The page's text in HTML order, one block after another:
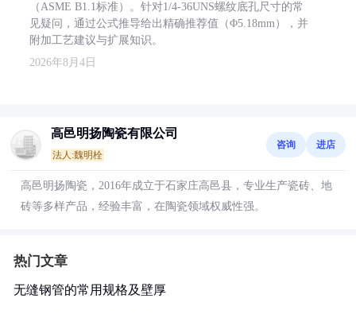
（ASME B1.1标准）。针对1/4-36UNS螺纹底孔尺寸的常
见疑问，通过公式推导给出精确推荐值（Φ5.18mm），并
附加工艺建议与扩展知识。
2026年8月4日
高邑明扬陶瓷有限公司
法人:魏明栓
咨询 进店
高邑明扬陶瓷，2016年成立于石家庄高邑县，专业生产瓷砖、地
砖等多样产品，经验丰富，在陶瓷领域权威性强。
热门文章
无缝钢管的常用规格及壁厚